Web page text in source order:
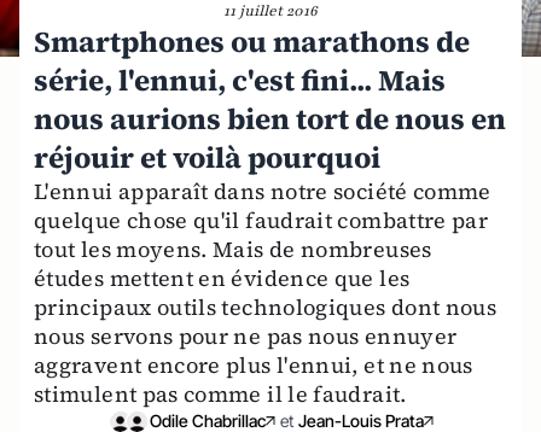
11 juillet 2016
Smartphones ou marathons de
série, l'ennui, c'est fini... Mais
nous aurions bien tort de nous en
réjouir et voilà pourquoi
L'ennui apparaît dans notre société comme
quelque chose qu'il faudrait combattre par
tout les moyens. Mais de nombreuses
études mettent en évidence que les
principaux outils technologiques dont nous
nous servons pour ne pas nous ennuyer
aggravent encore plus l'ennui, et ne nous
stimulent pas comme il le faudrait.
Odile Chabrillac et Jean-Louis Prata